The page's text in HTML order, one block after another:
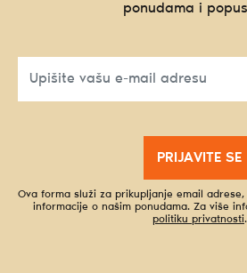
ponudama i
PRIJAVITE SE
Ova forma služi za prikupljanje email
informacije o našim ponudama. Za više
politiku privatnosti.